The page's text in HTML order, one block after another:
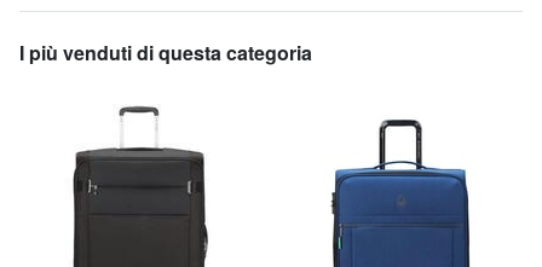
I più venduti di questa categoria